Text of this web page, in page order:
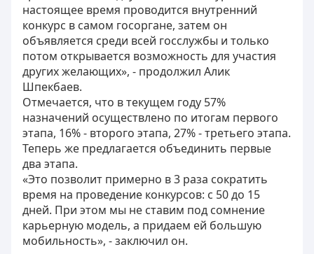
настоящее время проводится внутренний
конкурс в самом госоргане, затем он
объявляется среди всей госслужбы и только
потом открывается возможность для участия
других желающих», - продолжил Алик
Шпекбаев.
Отмечается, что в текущем году 57%
назначений осуществлено по итогам первого
этапа, 16% - второго этапа, 27% - третьего этапа.
Теперь же предлагается объединить первые
два этапа.
«Это позволит примерно в 3 раза сократить
время на проведение конкурсов: с 50 до 15
дней. При этом мы не ставим под сомнение
карьерную модель, а придаем ей большую
мобильность», - заключил он.